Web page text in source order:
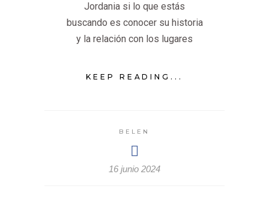
Jordania si lo que estás
buscando es conocer su historia
y la relación con los lugares
KEEP READING...
BELEN
16 junio 2024